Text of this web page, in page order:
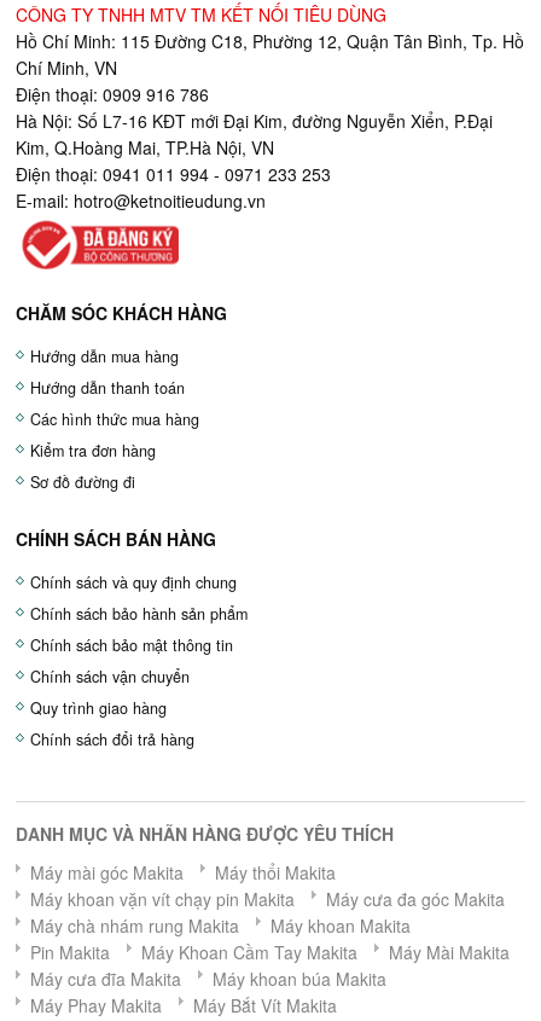
CÔNG TY TNHH MTV TM KẾT NỐI TIÊU DÙNG
Hồ Chí Minh: 115 Đường C18, Phường 12, Quận Tân Bình, Tp. Hồ
Chí Minh, VN
Điện thoại: 0909 916 786
Hà Nội: Số L7-16 KĐT mới Đại Kim, đường Nguyễn Xiển, P.Đại
Kim, Q.Hoàng Mai, TP.Hà Nội, VN
Điện thoại: 0941 011 994 - 0971 233 253
E-mail: hotro@ketnoitieudung.vn
CHĂM SÓC KHÁCH HÀNG
Hướng dẫn mua hàng
Hướng dẫn thanh toán
Các hình thức mua hàng
Kiểm tra đơn hàng
Sơ đồ đường đi
CHÍNH SÁCH BÁN HÀNG
Chính sách và quy định chung
Chính sách bảo hành sản phẩm
Chính sách bảo mật thông tin
Chính sách vận chuyển
Quy trình giao hàng
Chính sách đổi trả hàng
DANH MỤC VÀ NHÃN HÀNG ĐƯỢC YÊU THÍCH
Máy mài góc Makita
Máy thổi Makita
Máy khoan vặn vít chạy pin Makita
Máy cưa đa góc Makita
Máy chà nhám rung Makita
Máy khoan Makita
Pin Makita
Máy Khoan Cầm Tay Makita
Máy Mài Makita
Máy cưa đĩa Makita
Máy khoan búa Makita
Máy Phay Makita
Máy Bắt Vít Makita